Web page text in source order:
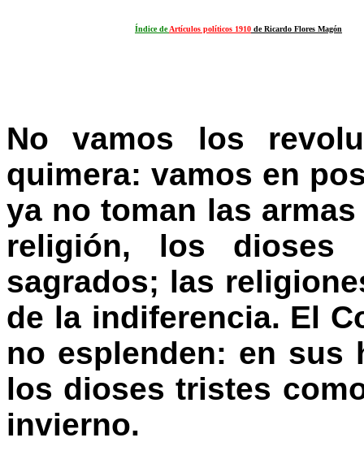
Índice deArtículos políticos 1910 de Ricardo Flores Magón
No vamos los
quimera: vamos en
ya no toman las
religión, los
sagrados; las
de la indiferencia. El
no esplenden: en sus
los dioses tristes
invierno.